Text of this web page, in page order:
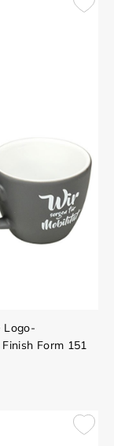
Logo-
Form 151